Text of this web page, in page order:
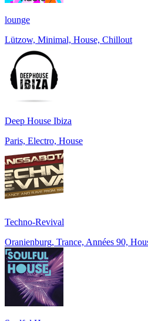
lounge
Lützow, Minimal, House, Chillout
Deep House Ibiza
Paris, Electro, House
Techno-Revival
Oranienburg, Trance, Années 90,